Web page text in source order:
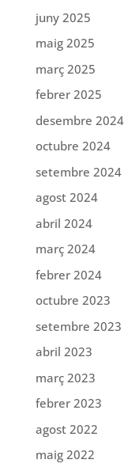
juny 2025
maig 2025
març 2025
febrer 2025
desembre 2024
octubre 2024
setembre 2024
agost 2024
abril 2024
març 2024
febrer 2024
octubre 2023
setembre 2023
abril 2023
març 2023
febrer 2023
agost 2022
maig 2022